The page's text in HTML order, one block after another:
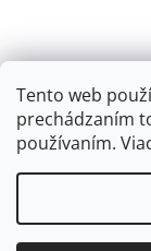
Tento web
prechádzaním
používaním.